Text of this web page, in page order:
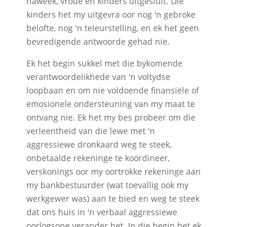
kinders het my uitgevra oor nog 'n gebroke
belofte, nog 'n teleurstelling, en ek het geen
bevredigende antwoorde gehad nie.
Ek het begin sukkel met die bykomende
verantwoordelikhede van 'n voltydse
loopbaan en om nie voldoende finansiële of
emosionele ondersteuning van my maat te
ontvang nie. Ek het my bes probeer om die
verleentheid van die lewe met 'n
aggressiewe dronkaard weg te steek,
onbetaalde rekeninge te koördineer,
verskonings oor my oortrokke rekeninge aan
my bankbestuurder (wat toevallig ook my
werkgewer was) aan te bied en weg te steek
dat ons huis in 'n verbaal aggressiewe